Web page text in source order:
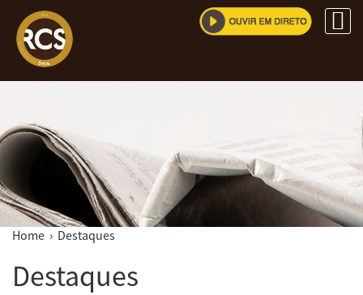
Home › Destaques
Destaques